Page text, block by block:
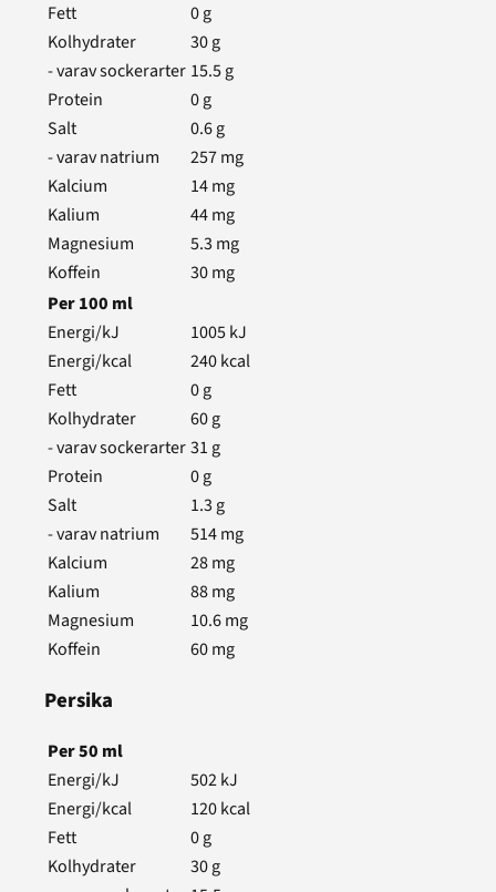
Fett
0g
Kolhydrater
30g
- varav sockerarter 15.5g
Protein
0g
Salt
0.6g
- varav natrium
257mg
Kalcium
14mg
Kalium
44mg
Magnesium
5.3 mg
Koffein
30mg
Per100 ml
Energi/kJ
1005kJ
Energi/kcal
240kcal
Fett
0g
Kolhydrater
60g
- varav sockerarter31 g
Protein
0g
Salt
1.3 g
- varav natrium
514mg
Kalcium
28mg
Kalium
88mg
Magnesium
10.6mg
Koffein
60mg
Persika
Per50 ml
Energi/kJ
502kJ
Energi/kcal
120kcal
Fett
0g
Kolhydrater
30g